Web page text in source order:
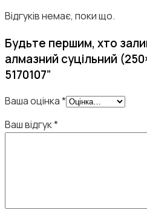
Відгуків немає, поки що.
Будьте першим, хто
алмазний суцільний
5170107”
Ваша оцінка*
Ваш відгук*